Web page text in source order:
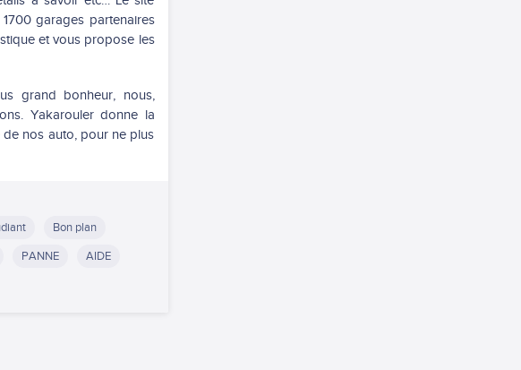
garages partenaires
et vous propose les
grand bonheur, nous,
Yakarouler donne la
nos auto, pour ne plus
Bon plan
PANNE
AIDE